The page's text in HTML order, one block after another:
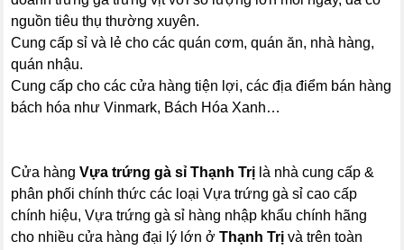
nguồn tiêu thụ thường xuyên.
Cung cấp sỉ và lẻ cho các quán cơm, quán ăn, nhà hàng,
quán nhậu.
Cung cấp cho các cửa hàng tiện lợi, các địa điểm bán hàng
bách hóa như Vinmark, Bách Hóa Xanh…
Cửa hàngVựa trứng gà sỉ Thạnh Trị là nhà cung cấp &
phân phối chính thức các loại Vựa trứng gà sỉ cao cấp
chính hiệu, Vựa trứng gà sỉ hàng nhập khẩu chính hãng
cho nhiều cửa hàng đại lý lớn ởThạnh Trị và trên toàn